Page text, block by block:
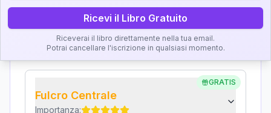
Karma Genitore-Figlio
Importanza:
GRATIS
Fulcro Centrale
Importanza:
Ricevi il Libro Gratuito
Riceverai il libro direttamente nella tua email.
Potrai cancellare l'iscrizione in qualsiasi momento.